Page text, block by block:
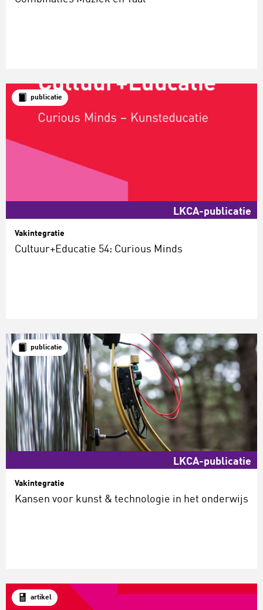
publicatie
LKCA-publicatie
Vakintegratie
Cultuur+Educatie 54: Curious Minds
publicatie
LKCA-publicatie
Vakintegratie
Kansen voor kunst & technologie in het onderwijs
artikel